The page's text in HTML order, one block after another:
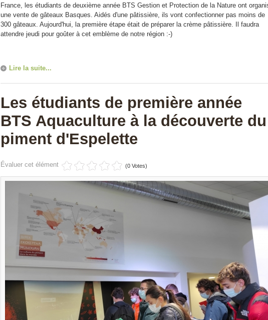
France, les étudiants de deuxième année BTS Gestion et Protection de la Nature ont
une vente de gâteaux Basques. Aidés d'une pâtissière, ils vont confectionner pas moins de
300 gâteaux. Aujourd'hui, la première étape était de préparer la crème pâtissière. Il faudra
attendre jeudi pour goûter à cet emblème de notre région :-)
Lire la suite...
Les étudiants de première année
BTS Aquaculture à la découverte du
piment d'Espelette
Évaluer cet élément (0 Votes)